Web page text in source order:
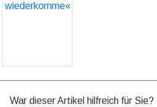
wiederkomme«
War dieser Artikel hilfreich für Sie?